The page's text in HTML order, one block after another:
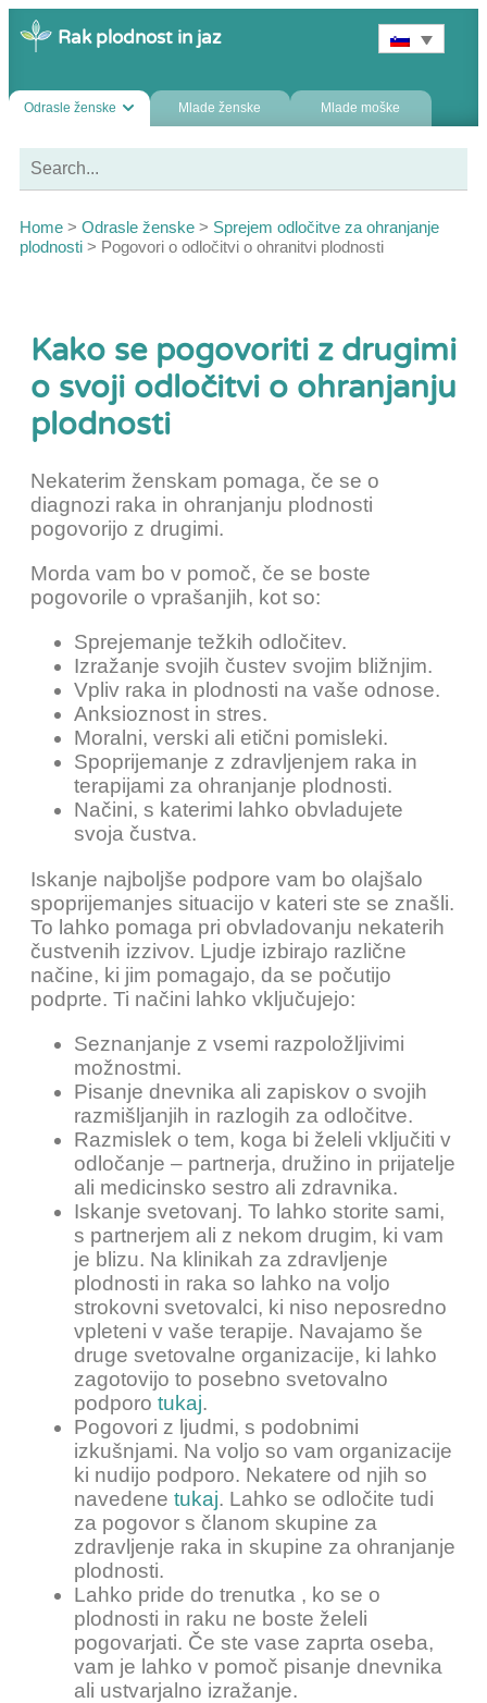
Rak plodnost in jaz
Odrasle ženske Mlade ženske Mlade moške
Home > Odrasle ženske > Sprejem odločitve za ohranjanje
plodnosti > Pogovori o odločitvi o ohranitvi plodnosti
Kako se pogovoriti z drugimi
o svoji odločitvi o ohranjanju
plodnosti
Nekaterim ženskam pomaga, če se o
diagnozi raka in ohranjanju plodnosti
pogovorijo z drugimi.
Morda vam bo v pomoč, če se boste
pogovorile o vprašanjih, kot so:
Sprejemanje težkih odločitev.
Izražanje svojih čustev svojim bližnjim.
Vpliv raka in plodnosti na vaše odnose.
Anksioznost in stres.
Moralni, verski ali etični pomisleki.
Spoprijemanje z zdravljenjem raka in
terapijami za ohranjanje plodnosti.
Načini, s katerimi lahko obvladujete
svoja čustva.
Iskanje najboljše podpore vam bo olajšalo
spoprijemanjes situacijo v kateri ste se znašli.
To lahko pomaga pri obvladovanju nekaterih
čustvenih izzivov. Ljudje izbirajo različne
načine, ki jim pomagajo, da se počutijo
podprte. Ti načini lahko vključujejo:
Seznanjanje z vsemi razpoložljivimi
možnostmi.
Pisanje dnevnika ali zapiskov o svojih
razmišljanjih in razlogih za odločitve.
Razmislek o tem, koga bi želeli vključiti v
odločanje – partnerja, družino in prijatelje
ali medicinsko sestro ali zdravnika.
Iskanje svetovanj. To lahko storite sami,
s partnerjem ali z nekom drugim, ki vam
je blizu. Na klinikah za zdravljenje
plodnosti in raka so lahko na voljo
strokovni svetovalci, ki niso neposredno
vpleteni v vaše terapije. Navajamo še
druge svetovalne organizacije, ki lahko
zagotovijo to posebno svetovalno
podporo tukaj.
Pogovori z ljudmi, s podobnimi
izkušnjami. Na voljo so vam organizacije
ki nudijo podporo. Nekatere od njih so
navedene tukaj. Lahko se odločite tudi
za pogovor s članom skupine za
zdravljenje raka in skupine za ohranjanje
plodnosti.
Lahko pride do trenutka , ko se o
plodnosti in raku ne boste želeli
pogovarjati. Če ste vase zaprta oseba,
vam je lahko v pomoč pisanje dnevnika
ali ustvarjalno izražanje.